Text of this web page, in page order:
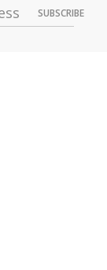
SUBSCRIBE